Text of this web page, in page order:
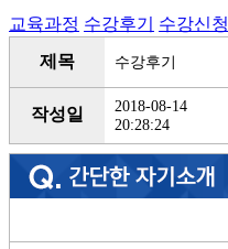
교육과정 수강후기 수강신청
제목
수강후기
작성일
2018-08-14
20:28:24